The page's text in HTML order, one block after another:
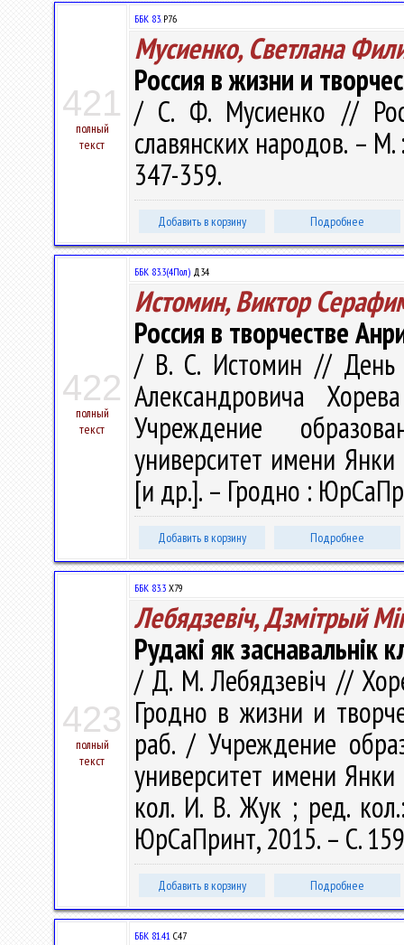
421
полный
текст
ББК 83.Р76
Мусиенко, Светлана
Россия в жизни и
/ С. Ф. Мусиенко //
славянских народов. –
347-359.
Добавить в корзину Подробнее
422
полный
текст
ББК 83.3(4Пол) Д34
Истомин, Виктор
Россия в творчестве
/ В. С. Истомин // День
Александровича
Учреждение
университет имени
[и др.]. – Гродно :
Добавить в корзину Подробнее
423
полный
текст
ББК 83.3 Х79
Лебядзевіч, Дзмітрый
Рудакі як заснавальнік
/ Д. М. Лебядзевіч //
Гродно в жизни и
раб. / Учреждение
университет имени
кол. И. В. Жук ; ред.
ЮрСаПринт, 2015. – С.
Добавить в корзину Подробнее
ББК 81.41 С47